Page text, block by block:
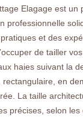
Elagage est un
professionnelle
et des
de tailler
haies suivant la
en
La taille
précises, selon